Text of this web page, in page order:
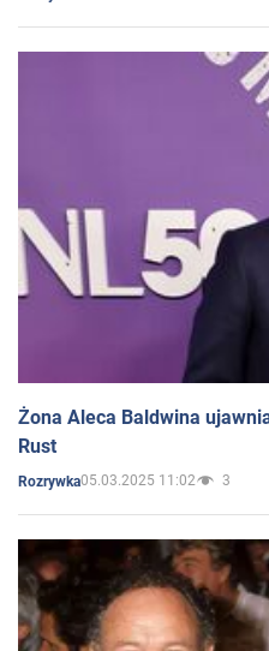
Żona Aleca Baldwina
Rust
Rozrywka05.03.2025 11:02 3